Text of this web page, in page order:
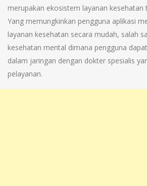
merupakan ekosistem layanan kesehatan
Yang memungkinkan pengguna aplikasi
layanan kesehatan secara mudah, salah
kesehatan mental dimana pengguna
dalam jaringan dengan dokter spesialis
pelayanan.